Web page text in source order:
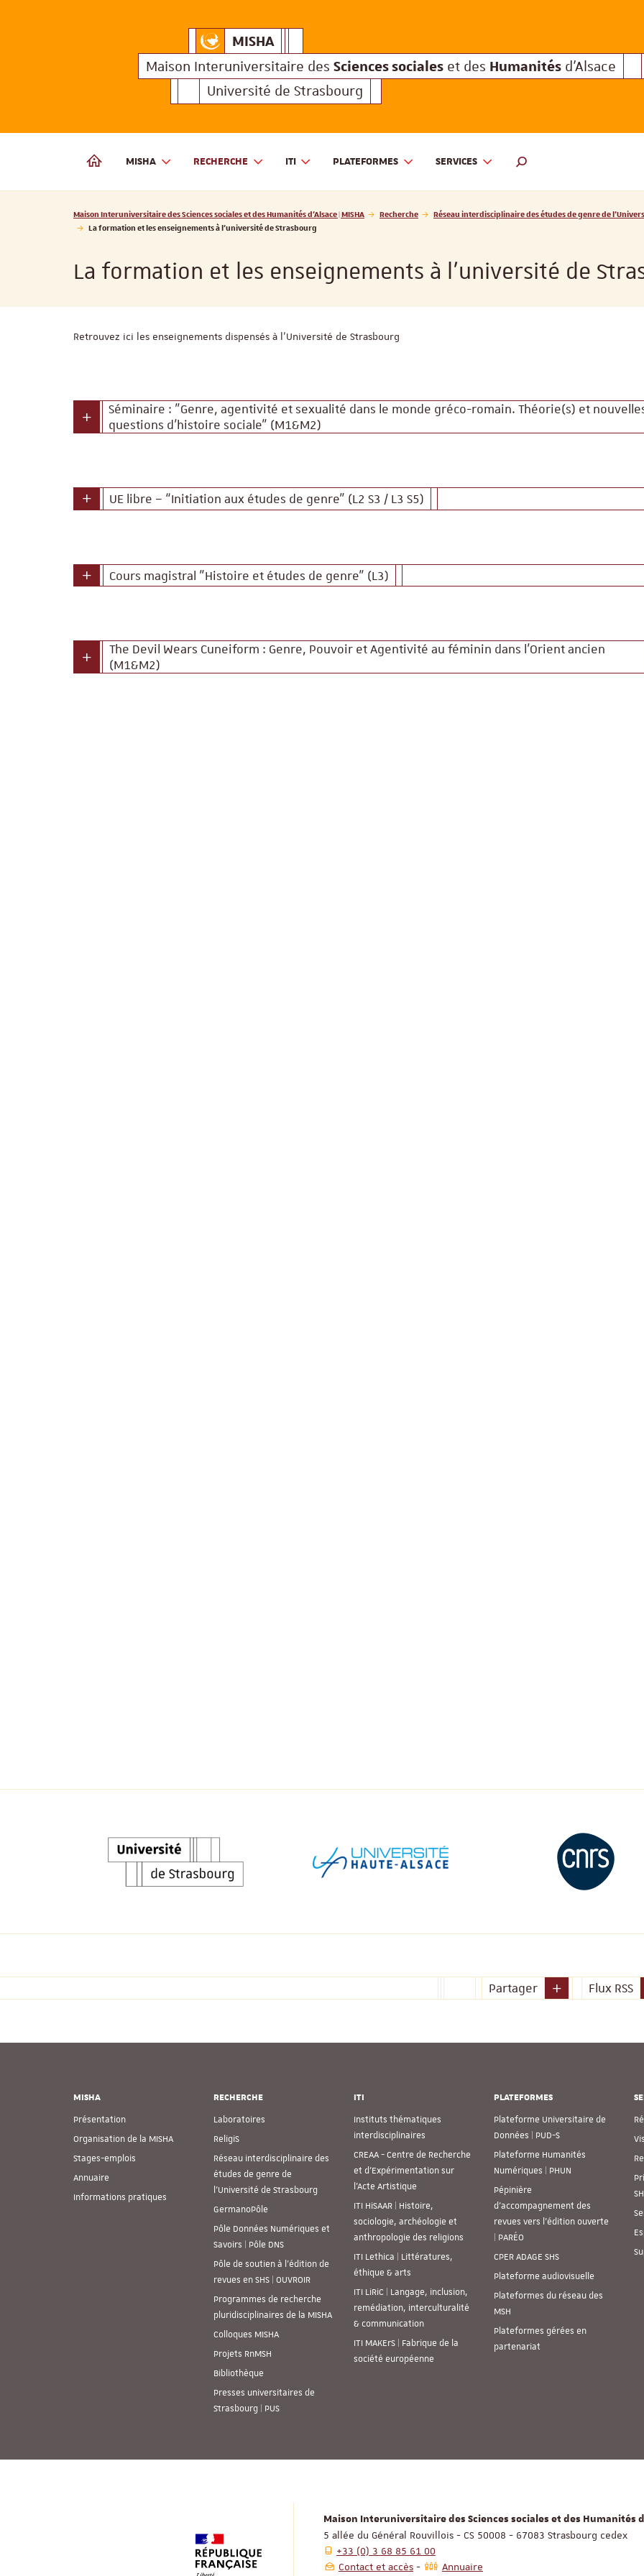
MISHAMaison Interuniversitaire des
Maison Interuniversitaire des Sciences sociales et des Humanités d'Alsace
Université de Strasbourg
MAISON INTERUNIVERSITAIRE DES SCIENCES SOCIALES ET DES HUMANITÉS D'ALSACE | MISHA
MISHA RECHERCHE ITI PLATEFORMES SERVICES
MOTEUR DE RECHERCHE
Maison Interuniversitaire des
Vous êtes ici :
Maison Interuniversitaire des Sciences sociales et des Humanités d'Alsace | MISHA Recherche
Réseau interdisciplinaire des études de genre de
La formation et les enseignements à l’université de Strasbourg
La formation et les enseignements à l’université de
Retrouvez ici les enseignements dispensés à l'Université de Strasbourg
Séminaire : "Genre, agentivité et sexualité dans le monde gréco-romain. Théorie(s) et
questions d’histoire sociale" (M1&M2)
UE libre – “Initiation aux études de genre” (L2 S3 / L3 S5)
Cours magistral "Histoire et études de genre" (L3)
The Devil Wears Cuneiform : Genre, Pouvoir et Agentivité au féminin dans l’Orient ancien
(M1&M2)
Partager Flux RSS
MISHA
Présentation
Organisation de la MISHA
Stages-emplois
Annuaire
Informations pratiques
RECHERCHE
Laboratoires
ReligiS
Réseau interdisciplinaire des
études de genre de
l’Université de Strasbourg
GermanoPôle
Pôle Données Numériques et
Savoirs | Pôle DNS
Pôle de soutien à l’édition de
revues en SHS | OUVROIR
Programmes de recherche
pluridisciplinaires de la MISHA
Colloques MISHA
Projets RnMSH
Bibliothèque
Presses universitaires de
Strasbourg | PUS
ITI
Instituts thématiques
interdisciplinaires
CREAA - Centre de Recherche
et d’Expérimentation sur
l’Acte Artistique
ITI HiSAAR | Histoire,
sociologie, archéologie et
anthropologie des religions
ITI Lethica | Littératures,
éthique & arts
ITI LiRiC | Langage, inclusion,
remédiation, interculturalité
& communication
ITI MAKErS | Fabrique de la
société européenne
PLATEFORMES
Plateforme Universitaire de
Données | PUD-S
Plateforme Humanités
Numériques | PHUN
Pépinière
d’accompagnement des
revues vers l’édition ouverte
| PARÉO
CPER ADAGE SHS
Plateforme audiovisuelle
Plateformes du réseau des
MSH
Plateformes gérées en
partenariat
Maison Interuniversitaire des Sciences sociales et des Humanités
5 allée du Général Rouvillois - CS 50008 - 67083 Strasbourg cedex
+33 (0) 3 68 85 61 00
Contact et accès
Annuaire